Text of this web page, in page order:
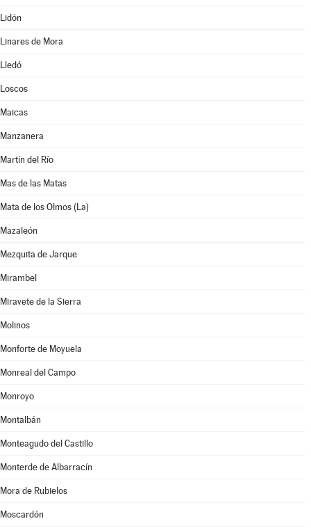
Lidón
Linares de Mora
Lledó
Loscos
Maicas
Manzanera
Martín del Río
Mas de las Matas
Mata de los Olmos (La)
Mazaleón
Mezquita de Jarque
Mirambel
Miravete de la Sierra
Molinos
Monforte de Moyuela
Monreal del Campo
Monroyo
Montalbán
Monteagudo del Castillo
Monterde de Albarracín
Mora de Rubielos
Moscardón